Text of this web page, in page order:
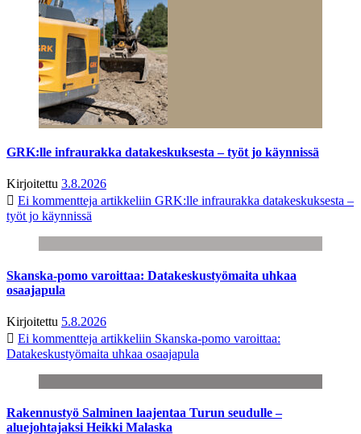
GRK:lle infraurakka datakeskuksesta – työt jo käynnissä
Kirjoitettu 3.8.2026
Ei kommentteja artikkeliin GRK:lle infraurakka datakeskuksesta –
työt jo käynnissä
Skanska-pomo varoittaa: Datakeskustyömaita uhkaa
osaajapula
Kirjoitettu 5.8.2026
Ei kommentteja artikkeliin Skanska-pomo varoittaa:
Datakeskustyömaita uhkaa osaajapula
Rakennustyö Salminen laajentaa Turun seudulle –
aluejohtajaksi Heikki Malaska